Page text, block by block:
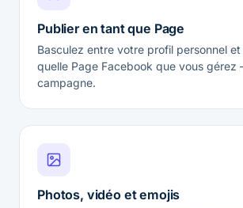
Publier en tant que Page
Basculez entre votre profil personnel et
quelle Page Facebook que vous
campagne.
Photos, vidéo et emojis